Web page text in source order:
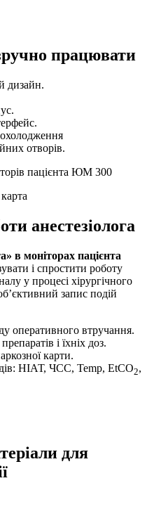
працювати
дизайн.
отворів.
анестезіолога
в моніторах пацієнта
і спростити роботу
у процесі хірургічного
запис подій
оперативного втручання.
і їхніх доз.
карти.
НІАТ, ЧСС, Temp, EtCO2,
для